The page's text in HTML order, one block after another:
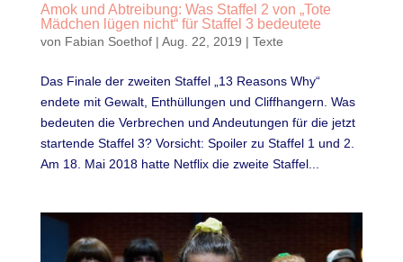
Amok und Abtreibung: Was Staffel 2 von „Tote
Mädchen lügen nicht“ für Staffel 3 bedeutete
von Fabian Soethof| Aug. 22, 2019 | Texte
Das Finale der zweiten Staffel „13 Reasons Why“
endete mit Gewalt, Enthüllungen und Cliffhangern. Was
bedeuten die Verbrechen und Andeutungen für die jetzt
startende Staffel 3? Vorsicht: Spoiler zu Staffel 1 und 2.
Am 18. Mai 2018 hatte Netflix die zweite Staffel...